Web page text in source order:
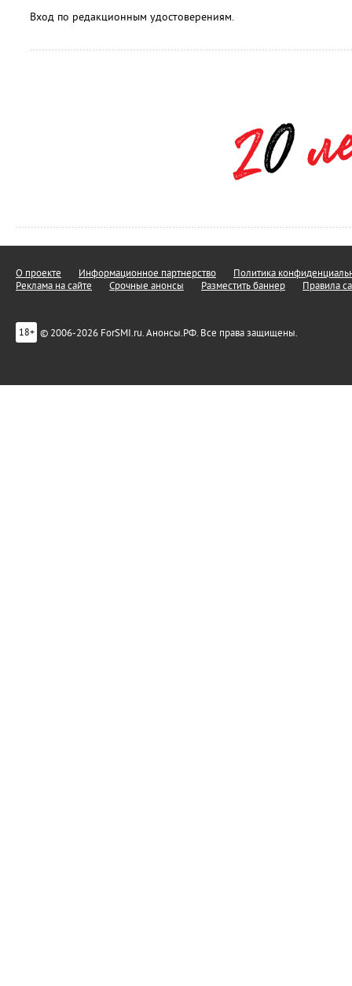
Вход по редакционным удостоверениям.
О проекте Информационное партнерство
Политика
Реклама на сайте
Срочные анонсы Разместить баннер Правила
18+ © 2006-2026 ForSMI.ru. Анонсы.РФ. Все права защищены.